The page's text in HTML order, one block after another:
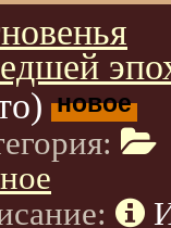
новое